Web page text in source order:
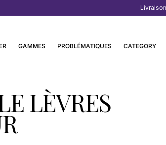
GAMMES PROBLÉMATIQUES CATEGORY
LÈVRES